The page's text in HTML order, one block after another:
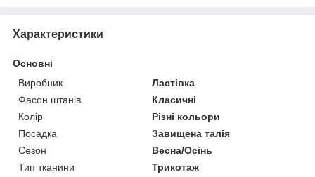
Характеристики
Основні
Виробник
Ластівка
Фасон штанів
Класичні
Колір
Різні кольори
Посадка
Завищена талія
Сезон
Весна/Осінь
Тип тканини
Трикотаж